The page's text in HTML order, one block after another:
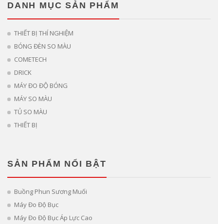
DANH MỤC SẢN PHẨM
THIẾT BỊ THÍ NGHIỆM
BÓNG ĐÈN SO MÀU
COMETECH
DRICK
MÁY ĐO ĐỘ BÓNG
MÁY SO MÀU
TỦ SO MÀU
THIẾT BỊ
SẢN PHẨM NỔI BẬT
Buồng Phun Sương Muối
Máy Đo Độ Bục
Máy Đo Độ Bục Áp Lực Cao